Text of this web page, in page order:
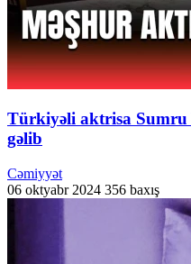
Türkiyəli aktrisa Sumru
gəlib
Cəmiyyət
06 oktyabr 2024 356 baxış